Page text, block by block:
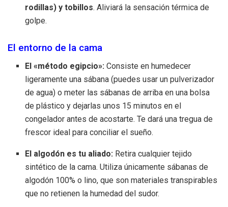
rodillas) y tobillos. Aliviará la sensación térmica de
golpe.
El entorno de la cama
El «método egipcio»: Consiste en humedecer
ligeramente una sábana (puedes usar un pulverizador
de agua) o meter las sábanas de arriba en una bolsa
de plástico y dejarlas unos 15 minutos en el
congelador antes de acostarte. Te dará una tregua de
frescor ideal para conciliar el sueño.
El algodón es tu aliado: Retira cualquier tejido
sintético de la cama. Utiliza únicamente sábanas de
algodón 100% o lino, que son materiales transpirables
que no retienen la humedad del sudor.